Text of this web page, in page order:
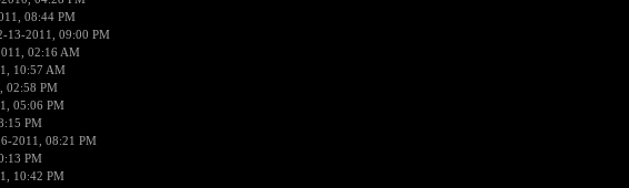
08:44 PM
13-2011, 09:00 PM
02:16 AM
10:57 AM
02:58 PM
05:06 PM
PM
2011, 08:21 PM
PM
10:42 PM